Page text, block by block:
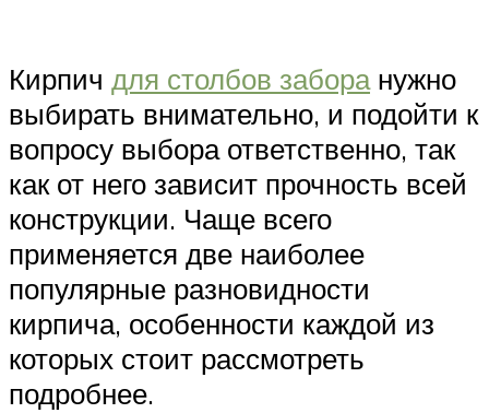
Кирпич для столбов заборанужно
выбирать внимательно, и подойти к
вопросу выбора ответственно, так
как от него зависит прочность всей
конструкции. Чаще всего
применяется две наиболее
популярные разновидности
кирпича, особенности каждой из
которых стоит рассмотреть
подробнее.